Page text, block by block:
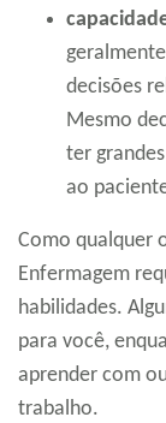
decisões
Mesmo
ter
ao
Como qualquer
Enfermagem
habilidades.
para você,
aprender com
trabalho.